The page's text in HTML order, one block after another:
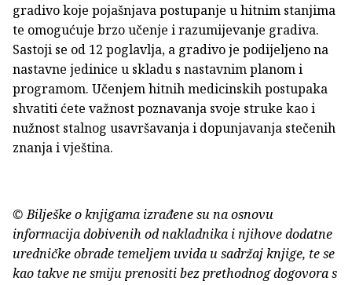
gradivo koje pojašnjava postupanje u hitnim stanjima
te omogućuje brzo učenje i razumijevanje gradiva.
Sastoji se od 12 poglavlja, a gradivo je podijeljeno na
nastavne jedinice u skladu s nastavnim planom i
programom. Učenjem hitnih medicinskih postupaka
shvatiti ćete važnost poznavanja svoje struke kao i
nužnost stalnog usavršavanja i dopunjavanja stečenih
znanja i vještina.
© Bilješke o knjigama izrađene su na osnovu
informacija dobivenih od nakladnika i njihove dodatne
uredničke obrade temeljem uvida u sadržaj knjige, te se
kao takve ne smiju prenositi bez prethodnog dogovora s